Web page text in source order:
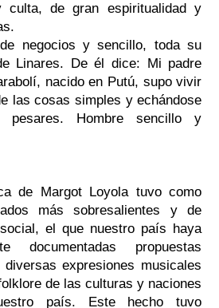
culta, de gran espiritualidad y
negocios y sencillo, toda su
Linares. De él dice: Mi padre
nacido en Putú, supo vivir
las cosas simples y echándose
Hombre sencillo y
de Margot Loyola tuvo como
más sobresalientes y de
el que nuestro país haya
documentadas propuestas
expresiones musicales
de las culturas y naciones
país. Este hecho tuvo